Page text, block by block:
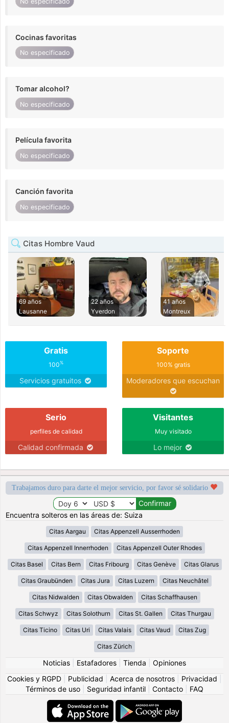
Cocinas favoritas
No especificado
Tomar alcohol?
No especificado
Película favorita
No especificado
Canción favorita
No especificado
Citas Hombre Vaud
69 años
Lausanne
22 años
Yverdon
41 años
Montreux
Gratis
100%
Servicios gratuitos
Soporte
100% gratis
Moderadores que escuchan
Serio
perfiles de calidad
Calidad confirmada
Visitantes
Muy visitado
Lo mejor
Trabajamos duro para darte el mejor servicio, por favor sé solidario
Encuentra solteros en las áreas de: Suiza
Citas Aargau Citas Appenzell Ausserrhoden
Citas Appenzell Innerrhoden Citas Appenzell Outer Rhodes
Citas Basel Citas Bern Citas Fribourg Citas Genève Citas Glarus
Citas Graubünden Citas Jura Citas Luzern Citas Neuchâtel
Citas Nidwalden Citas Obwalden Citas Schaffhausen
Citas Schwyz Citas Solothurn Citas St. Gallen Citas Thurgau
Citas Ticino Citas Uri Citas Valais Citas Vaud Citas Zug
Citas Zürich
Noticias Estafadores Tienda
Opiniones
Cookies y RGPD
Publicidad Acerca de nosotros Privacidad
Términos de uso
Seguridad infantil Contacto FAQ